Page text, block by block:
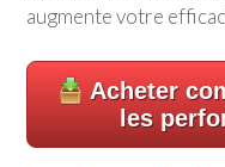
augmente votre
Acheter
les